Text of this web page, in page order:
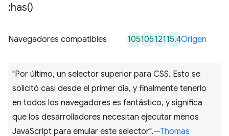
:has()
Navegadores compatibles 10510512115.4Origen
"Por último, un selector superior para CSS. Esto se
solicitó casi desde el primer día, y finalmente tenerlo
en todos los navegadores es fantástico, y significa
que los desarrolladores necesitan ejecutar menos
JavaScript para emular este selector".—Thomas